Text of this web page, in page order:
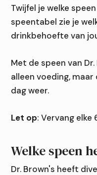
Twijfel je welke
speentabel zie je
drinkbehoefte van
Met de speen van
alleen voeding,
dag weer.
Let op: Vervang elke
Welke speen
Dr. Brown's heeft